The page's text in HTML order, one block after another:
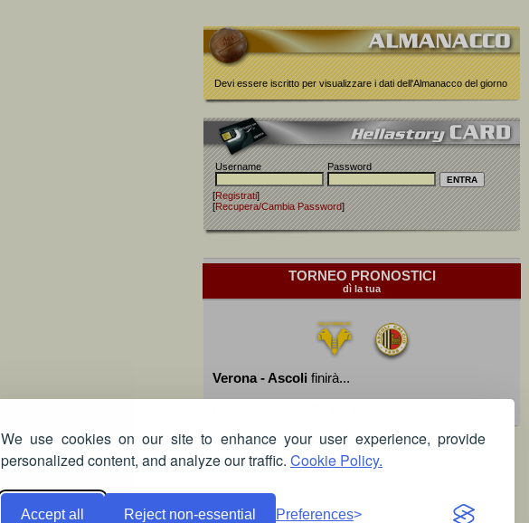
We use cookies on our site to enhance your user experience, provide
personalized content, and analyze our traffic. Cookie Policy.
Accept all Reject non-essential Preferences
Devi essere iscritto per visualizzare i dati dell'Almanacco del giorno
Username Password
[Registrati]
[Recupera/Cambia Password]
TORNEO PRONOSTICI
dì la tua
Verona - Ascoli finirà...